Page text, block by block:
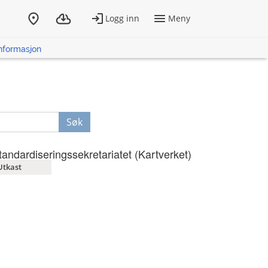
Søk
(Kartverket)